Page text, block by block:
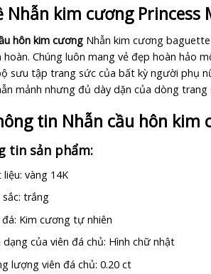
Nhẫn kim cương Princess
hôn kim cương Nhẫn kim cương
hoàn. Chúng luôn mang vẻ đẹp hoàn hảo
sưu tập trang sức của bất kỳ người phụ
mảnh nhưng đủ dày dặn của dòng trang
tin Nhẫn cầu hôn kim
tin sản phẩm:
liệu: vàng 14K
sắc: trắng
đá: Kim cương tự nhiên
dạng của viên đá chủ: Hình chữ nhật
lượng viên đá chủ: 0.20 ct